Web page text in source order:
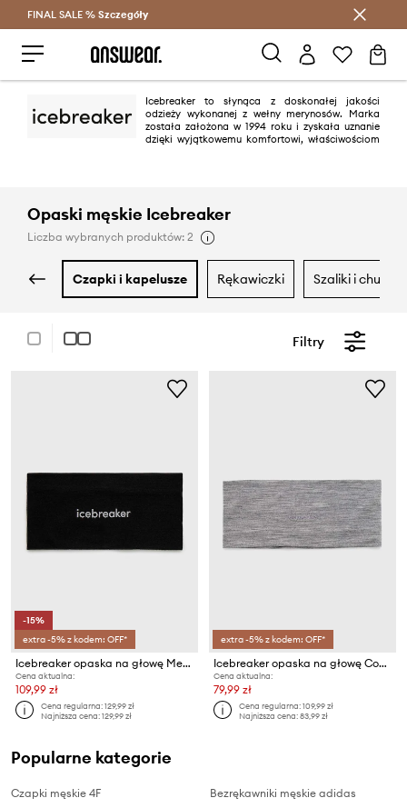
Oszczędzaj z Answear Club >
FINAL SALE % Szczegóły
Icebreaker to słynąca z doskonałej jakości
odzieży wykonanej z wełny merynosów. Marka
została założona w 1994 roku i zyskała uznanie
dzięki wyjątkowemu komfortowi, właściwościom
Opaski męskie Icebreaker
Liczba wybranych produktów: 2
czapki i kapelusze rękawiczki szaliki i chusty
Filtry
-15%
extra -5% z kodem: OFF*
Icebreaker opaska na głowę Mer 200 Oasis
Cena aktualna:
109,99 zł
Cena regularna:129,99 zł
Najniższa cena:129,99 zł
extra -5% z kodem: OFF*
Icebreaker opaska na głowę Cool-Lite Merino Flexi
Cena aktualna:
79,99 zł
Cena regularna:109,99 zł
Najniższa cena:83,99 zł
Popularne kategorie
Czapki męskie 4F
Bezrękawniki męskie adidas